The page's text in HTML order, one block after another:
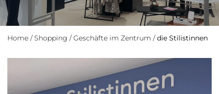
Home / Shopping / Geschäfte im Zentrum / die Stilistinnen